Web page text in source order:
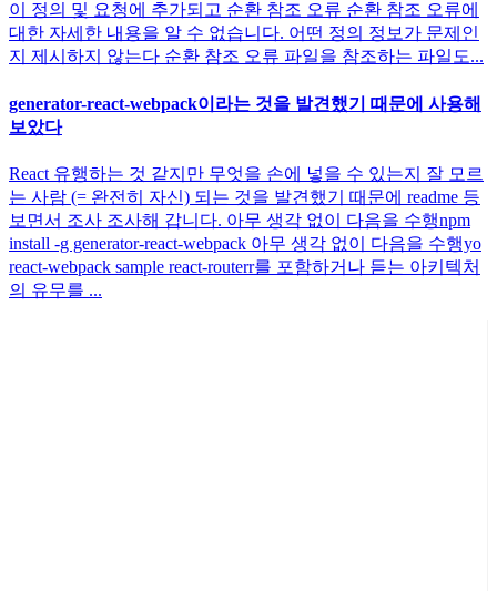
이 정의 및 요청에 추가되고 순환 참조 오류 순환 참조 오류에
대한 자세한 내용을 알 수 없습니다. 어떤 정의 정보가 문제인
지 제시하지 않는다 순환 참조 오류 파일을 참조하는 파일도...
generator-react-webpack이라는 것을 발견했기 때문에 사용해
보았다
React 유행하는 것 같지만 무엇을 손에 넣을 수 있는지 잘 모르
는 사람 (= 완전히 자신) 되는 것을 발견했기 때문에 readme 등
보면서 조사 조사해 갑니다. 아무 생각 없이 다음을 수행npm
install -g generator-react-webpack 아무 생각 없이 다음을 수행yo
react-webpack sample react-routerr를 포함하거나 듣는 아키텍처
의 유무를 ...